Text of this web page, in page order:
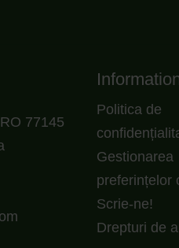
77145
Politica de
Gestionarea
preferințelor
Scrie-ne!
Drepturi de